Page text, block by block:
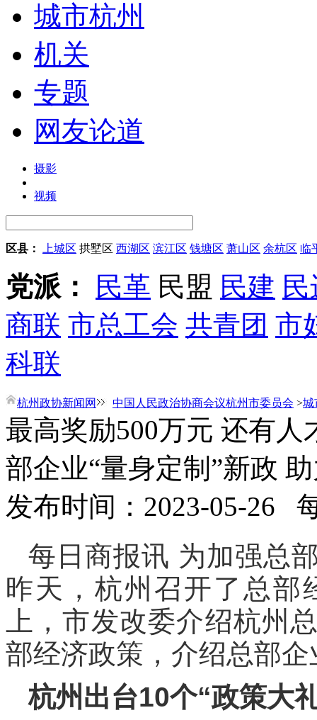
城市杭州
机关
专题
网友论道
摄影
视频
区县： 上城区 拱墅区 西湖区 滨江区 钱塘区 萧山区 余杭区 临
党派： 民革 民盟 民建
商联 市总工会 共青团 市
科联
杭州政协新闻网 中国人民政治协商会议杭州市委员会 >城
最高奖励500万元 还有
部企业“量身定制”新政
发布时间：2023-05-26
每日商报讯 为加强总
昨天，杭州召开了总部
上，市发改委介绍杭州
部经济政策，介绍总部
杭州出台10个“政策大